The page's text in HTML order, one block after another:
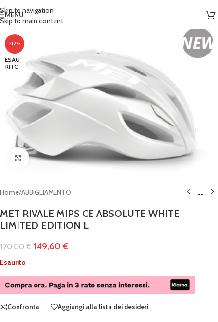
Skip to navigation
Skip to main content
MENU
-12%
ESAU
RITO
Clicca per ingrandire
Home/ABBIGLIAMENTO
MET RIVALE MIPS CE ABSOLUTE WHITE
LIMITED EDITION L
170,00€ 149,60€
Esaurito
Confronta Aggiungi alla lista dei desideri